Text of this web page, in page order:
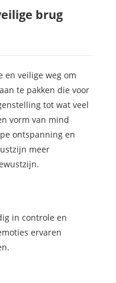
brug
en veilige weg om
te pakken die voor
tot wat veel
vorm van mind
ontspanning en
meer
in controle en
ervaren